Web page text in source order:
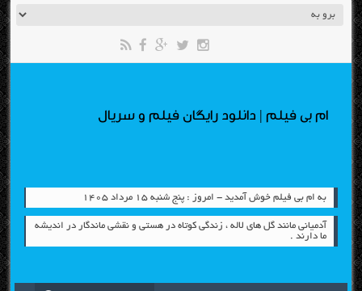
ام بی فیلم | دانلود رایگان فیلم و سریال
به ام بی فیلم خوش آمدید - امروز : پنج شنبه ۱۵ مرداد ۱۴۰۵
آدمیانی مانند گل های لاله ، زندگی کوتاه در هستی و نقشی ماندگار در اندیشه
ما دارند .